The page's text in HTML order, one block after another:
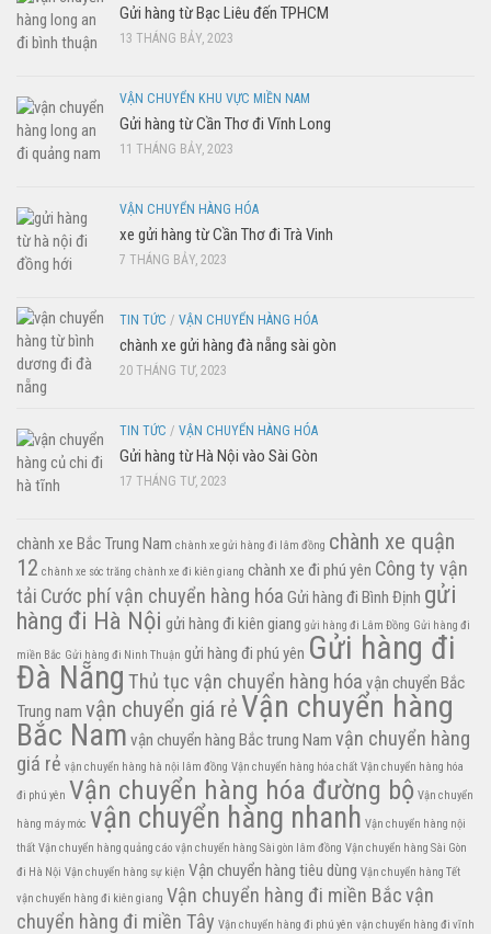
Gửi hàng từ Bạc Liêu đến TPHCM
13 THÁNG BẢY, 2023
VẬN CHUYỂN KHU VỰC MIỀN NAM
Gửi hàng từ Cần Thơ đi Vĩnh Long
11 THÁNG BẢY, 2023
VẬN CHUYỂN HÀNG HÓA
xe gửi hàng từ Cần Thơ đi Trà Vinh
7 THÁNG BẢY, 2023
TIN TỨC / VẬN CHUYỂN HÀNG HÓA
chành xe gửi hàng đà nẵng sài gòn
20 THÁNG TƯ, 2023
TIN TỨC / VẬN CHUYỂN HÀNG HÓA
Gửi hàng từ Hà Nội vào Sài Gòn
17 THÁNG TƯ, 2023
chành xe Bắc Trung Nam chành xe gửi hàng đi lâm đồng chành xe quận
12 chành xe sóc trăng chành xe đi kiên giang chành xe đi phú yên Công ty vận
tải Cước phí vận chuyển hàng hóa Gửi hàng đi Bình Định gửi
hàng đi Hà Nội gửi hàng đi kiên giang gửi hàng đi Lâm Đồng Gửi hàng đi
miền Bắc Gửi hàng đi Ninh Thuận gửi hàng đi phú yên Gửi hàng đi
Đà Nẵng Thủ tục vận chuyển hàng hóa vận chuyển Bắc
Trung nam vận chuyển giá rẻVận chuyển hàng
Bắc Nam vận chuyển hàng Bắc trung Nam vận chuyển hàng
giá rẻ vận chuyển hàng hà nội lâm đồng Vận chuyển hàng hóa chất Vận chuyển hàng hóa
đi phú yên Vận chuyển hàng hóa đường bộ Vận chuyển
hàng máy móc vận chuyển hàng nhanh Vận chuyển hàng nội
thất Vận chuyển hàng quảng cáo vận chuyển hàng Sài gòn lâm đồng Vận chuyển hàng Sài Gòn
đi Hà Nội Vận chuyển hàng sự kiện Vận chuyển hàng tiêu dùng Vận chuyển hàng Tết
vận chuyển hàng đi kiên giang Vận chuyển hàng đi miền Bắcvận
chuyển hàng đi miền Tây Vận chuyển hàng đi phú yên vận chuyển hàng đi vĩnh